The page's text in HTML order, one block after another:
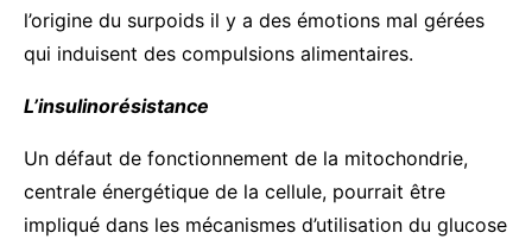
l’origine du surpoids il y a des émotions mal gérées
qui induisent des compulsions alimentaires.
L’insulinorésistance
Un défaut de fonctionnement de la mitochondrie,
centrale énergétique de la cellule, pourrait être
impliqué dans les mécanismes d’utilisation du glucose